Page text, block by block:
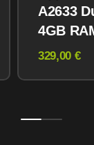
A2633
4GB
Midnight
329,00 €